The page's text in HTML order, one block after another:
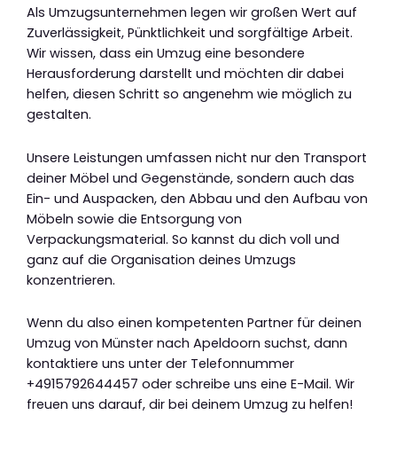
Als Umzugsunternehmen legen wir großen Wert auf
Zuverlässigkeit, Pünktlichkeit und sorgfältige Arbeit.
Wir wissen, dass ein Umzug eine besondere
Herausforderung darstellt und möchten dir dabei
helfen, diesen Schritt so angenehm wie möglich zu
gestalten.
Unsere Leistungen umfassen nicht nur den Transport
deiner Möbel und Gegenstände, sondern auch das
Ein- und Auspacken, den Abbau und den Aufbau von
Möbeln sowie die Entsorgung von
Verpackungsmaterial. So kannst du dich voll und
ganz auf die Organisation deines Umzugs
konzentrieren.
Wenn du also einen kompetenten Partner für deinen
Umzug von Münster nach Apeldoorn suchst, dann
kontaktiere uns unter der Telefonnummer
+4915792644457 oder schreibe uns eine E-Mail. Wir
freuen uns darauf, dir bei deinem Umzug zu helfen!